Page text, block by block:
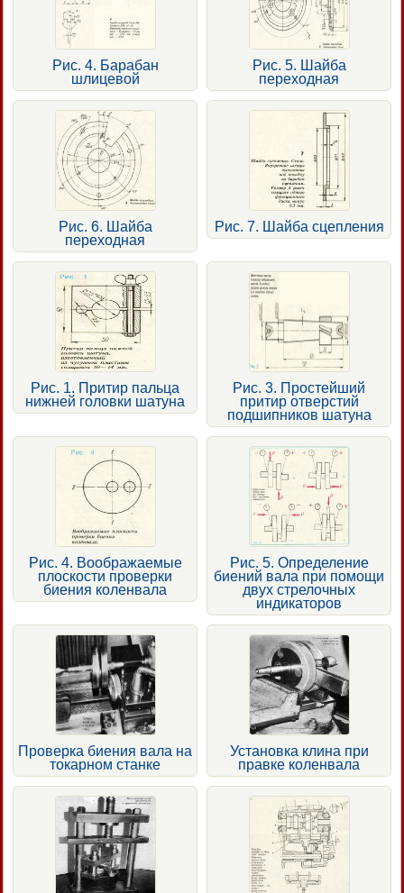
Рис. 4. Барабан
шлицевой
Рис. 5. Шайба
переходная
Рис. 6. Шайба
переходная
Рис. 7. Шайба сцепления
Рис. 1. Притир пальца
нижней головки шатуна
Рис. 3. Простейший
притир отверстий
подшипников шатуна
Рис. 4. Воображаемые
плоскости проверки
биения коленвала
Рис. 5. Определение
биений вала при помощи
двух стрелочных
индикаторов
Проверка биения вала на
токарном станке
Установка клина при
правке коленвала